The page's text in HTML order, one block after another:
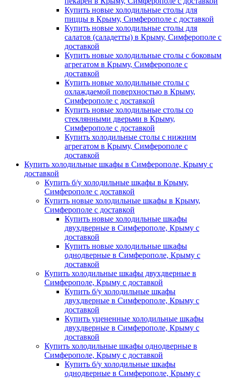
Купить новые холодильные столы для
пиццы в Крыму, Симферополе с доставкой
Купить новые холодильные столы для
салатов (саладетты) в Крыму, Симферополе с
доставкой
Купить новые холодильные столы с боковым
агрегатом в Крыму, Симферополе с
доставкой
Купить новые холодильные столы с
охлаждаемой поверхностью в Крыму,
Симферополе с доставкой
Купить новые холодильные столы со
стеклянными дверьми в Крыму,
Симферополе с доставкой
Купить холодильные столы с нижним
агрегатом в Крыму, Симферополе с
доставкой
Купить холодильные шкафы в Симферополе, Крыму с
доставкой
Купить б/у холодильные шкафы в Крыму,
Симферополе с доставкой
Купить новые холодильные шкафы в Крыму,
Симферополе с доставкой
Купить новые холодильные шкафы
двухдверные в Симферополе, Крыму с
доставкой
Купить новые холодильные шкафы
однодверные в Симферополе, Крыму с
доставкой
Купить холодильные шкафы двухдверные в
Симферополе, Крыму с доставкой
Купить б/у холодильные шкафы
двухдверные в Симферополе, Крыму с
доставкой
Купить уцененные холодильные шкафы
двухдверные в Симферополе, Крыму с
доставкой
Купить холодильные шкафы однодверные в
Симферополе, Крыму с доставкой
Купить б/у холодильные шкафы
однодверные в Симферополе, Крыму с